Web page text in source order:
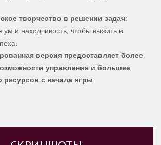
творчество в решении задач:
ум и находчивость, чтобы выжить и
версия предоставляет более
управления и большее
ресурсов с начала игры